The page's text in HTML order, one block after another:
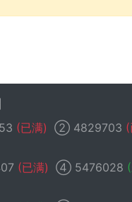
(已满) ② 4829703
(已满) ④ 5476028